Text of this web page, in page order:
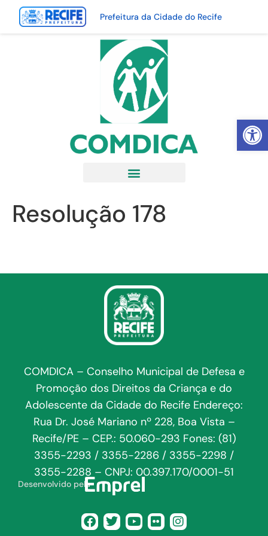
Abrir
Prefeitura da Cidade do Recife
Resolução 178
COMDICA – Conselho Municipal de Defesa e
Promoção dos Direitos da Criança e do
Adolescente da Cidade do Recife Endereço:
Rua Dr. José Mariano nº 228, Boa Vista –
Recife/PE – CEP.: 50.060-293 Fones: (81)
3355-2293 / 3355-2286 / 3355-2298 /
3355-2288 – CNPJ: 00.397.170/0001-51
Desenvolvido pela